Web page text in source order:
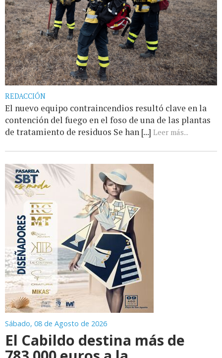
REDACCIÓN
El nuevo equipo contraincendios resultó clave en la
contención del fuego en el foso de una de las plantas
de tratamiento de residuos Se han [...] Leer más...
Sábado, 08 de Agosto de 2026
El Cabildo destina más de